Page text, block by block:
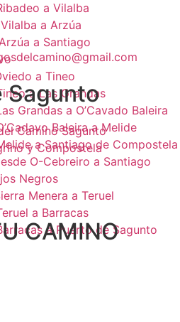
a Vilalba
a Arzúa
a Santiago
a Tineo
a Las Grandas
Grandas a O’Cavado Baleira
Baleira a Melide
a Santiago de Compostela
O-Cebreiro a Santiago
Negros
Menera a Teruel
a Barracas
a Puerto de Sagunto
Sagunto
Camino Sagunto
y Compostela
CAMINO